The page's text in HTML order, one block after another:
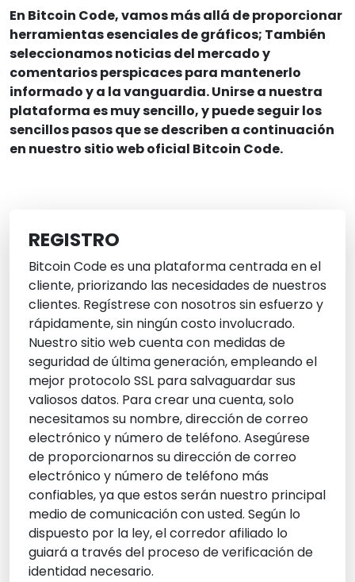
En Bitcoin Code, vamos más allá de proporcionar
herramientas esenciales de gráficos; También
seleccionamos noticias del mercado y
comentarios perspicaces para mantenerlo
informado y a la vanguardia. Unirse a nuestra
plataforma es muy sencillo, y puede seguir los
sencillos pasos que se describen a continuación
en nuestro sitio web oficial Bitcoin Code.
REGISTRO
Bitcoin Code es una plataforma centrada en el
cliente, priorizando las necesidades de nuestros
clientes. Regístrese con nosotros sin esfuerzo y
rápidamente, sin ningún costo involucrado.
Nuestro sitio web cuenta con medidas de
seguridad de última generación, empleando el
mejor protocolo SSL para salvaguardar sus
valiosos datos. Para crear una cuenta, solo
necesitamos su nombre, dirección de correo
electrónico y número de teléfono. Asegúrese
de proporcionarnos su dirección de correo
electrónico y número de teléfono más
confiables, ya que estos serán nuestro principal
medio de comunicación con usted. Según lo
dispuesto por la ley, el corredor afiliado lo
guiará a través del proceso de verificación de
identidad necesario.